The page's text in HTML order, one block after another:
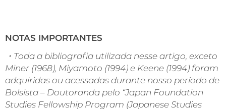
NOTAS IMPORTANTES
・Toda a bibliografia utilizada nesse artigo, exceto
Miner (1968), Miyamoto (1994) e Keene (1994) foram
adquiridas ou acessadas durante nosso período de
Bolsista – Doutoranda pelo “Japan Foundation
Studies Fellowship Program (Japanese Studies